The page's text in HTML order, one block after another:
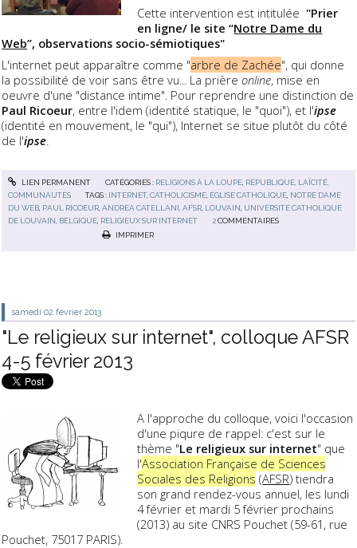
Cette intervention est intitulée "Prier
en ligne/ le site “Notre Dame du
Web”, observations socio-sémiotiques"
L'internet peut apparaître comme "arbre de Zachée", qui donne
la possibilité de voir sans être vu... La prière online, mise en
oeuvre d'une "distance intime". Pour reprendre une distinction de
Paul Ricoeur, entre l'idem (identité statique, le "quoi"), et l'ipse
(identité en mouvement, le "qui"), Internet se situe plutôt du côté
de l'ipse.
LIEN PERMANENT CATÉGORIES : RELIGIONS À LA LOUPE, RÉPUBLIQUE, LAÏCITÉ,
COMMUNAUTÉS
TAGS : INTERNET,CATHOLICISME ÉGLISE CATHOLIQUE NOTRE DAME
DU WEB PAUL RICOEUR ,ANDREA CATELLANI ,AFSR LOUVAIN UNIVERSITÉ CATHOLIQUE
DE LOUVAIN BELGIQUE RELIGIEUX SUR INTERNET 2 COMMENTAIRES
IMPRIMER
samedi 02 février 2013
"Le religieux sur internet", colloque AFSR
4-5 février 2013
A l'approche du colloque, voici l'occasion
d'une piqure de rappel: c'est sur le
thème "Le religieux sur internet" que
l'Association Française de Sciences
Sociales des Religions (AFSR) tiendra
son grand rendez-vous annuel, les lundi
4 février et mardi 5 février prochains
(2013) au site CNRS Pouchet (59-61, rue
Pouchet, 75017 PARIS).